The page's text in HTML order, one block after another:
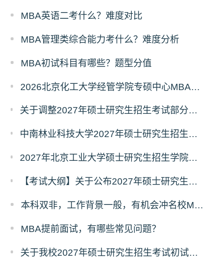
MBA英语二考什么？难度对比
MBA管理类综合能力考什么？难度分析
MBA初试科目有哪些？题型分值
2026北京化工大学经管学院专硕中心MBA拟录取分析解读
关于调整2027年硕士研究生招生考试部分专业初试考试科目及参考书目的公告（二）
中南林业科技大学2027年硕士研究生招生考试初试科目调整情况公告
2027年北京工业大学硕士研究生招生学院、考试科目、考试大纲等调整情况
【考试大纲】关于公布2027年硕士研究生入学考试自命题考试科目考试大纲的通知
本科双非，工作背景一般，有机会冲名校MBA吗？
MBA提前面试，有哪些常见问题？
关于我校2027年硕士研究生招生考试初试科目调整的补充公告